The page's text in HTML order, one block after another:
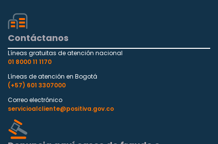
Contáctanos
Líneas gratuitas de atención nacional
01 8000 11 1170
Líneas de atención en Bogotá
(+57) 601 3307000
Correo electrónico
servicioalcliente@positiva.gov.co